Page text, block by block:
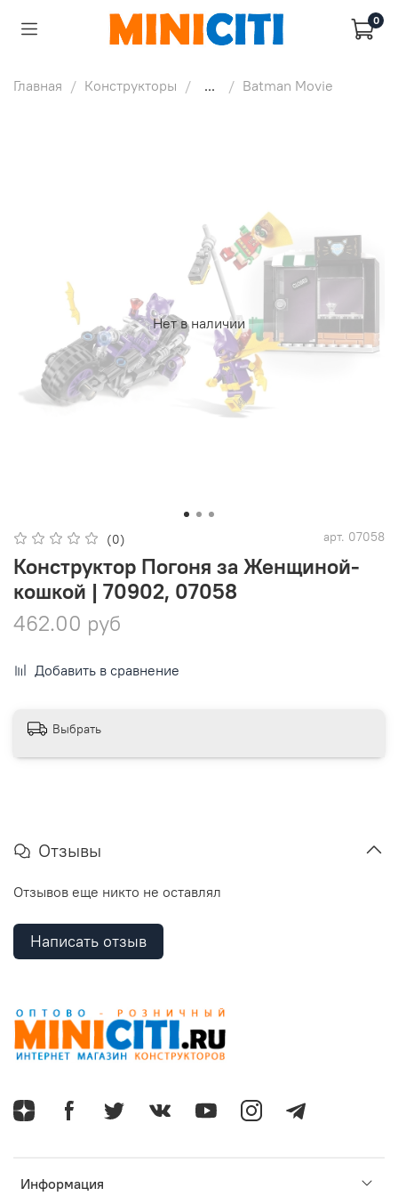
0
Главная Конструкторы ... Batman Movie
Нет в наличии
(0) арт. 07058
Конструктор Погоня за Женщиной-
кошкой | 70902, 07058
462.00 руб
Добавить в сравнение
Выбрать
Отзывы
Отзывов еще никто не оставлял
Написать отзыв
Информация